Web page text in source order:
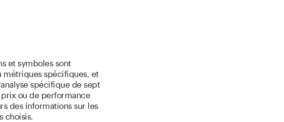
et symboles sont
spécifiques, et
spécifique de sept
ou de performance
des informations sur les
choisis.